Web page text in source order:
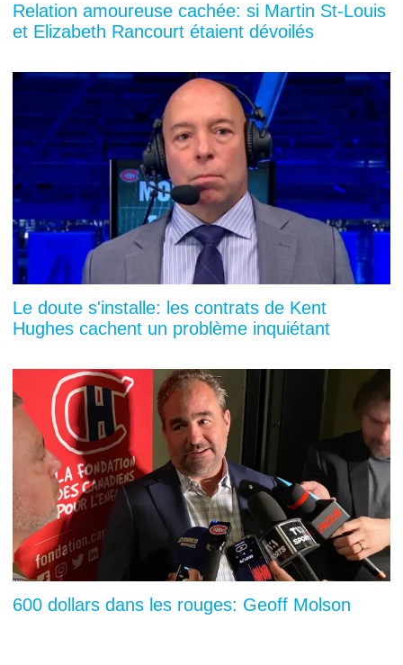
Relation amoureuse cachée: si Martin St-Louis
et Elizabeth Rancourt étaient dévoilés
Le doute s'installe: les contrats de Kent
Hughes cachent un problème inquiétant
600 dollars dans les rouges: Geoff Molson